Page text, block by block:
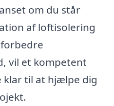
om du står
af loftisolering
vil et kompetent
til at hjælpe dig